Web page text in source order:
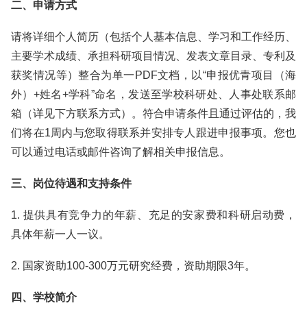
二、申请方式
请将详细个人简历（包括个人基本信息、学习和工作经历、
主要学术成绩、承担科研项目情况、发表文章目录、专利及
获奖情况等）整合为单一PDF文档，以“申报优青项目（海
外）+姓名+学科”命名，发送至学校科研处、人事处联系邮
箱（详见下方联系方式）。符合申请条件且通过评估的，我
们将在1周内与您取得联系并安排专人跟进申报事项。您也
可以通过电话或邮件咨询了解相关申报信息。
三、岗位待遇和支持条件
1. 提供具有竞争力的年薪、充足的安家费和科研启动费，
具体年薪一人一议。
2. 国家资助100-300万元研究经费，资助期限3年。
四、学校简介